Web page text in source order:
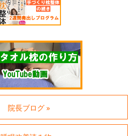
院長ブログ »